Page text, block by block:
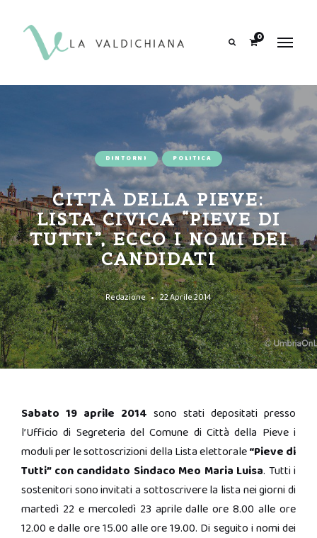
0
DINTORNI POLITICA
CITTÀ DELLA PIEVE:
LISTA CIVICA “PIEVE DI
TUTTI”, ECCO I NOMI DEI
CANDIDATI
Redazione 22 Aprile 2014
Sabato 19 aprile 2014 sono stati depositati presso
l’Ufficio di Segreteria del Comune di Città della Pieve i
moduli per le sottoscrizioni della Lista elettorale“Pieve di
Tutti” con candidato Sindaco Meo Maria Luisa. Tutti i
sostenitori sono invitati a sottoscrivere la lista nei giorni di
martedì 22 e mercoledì 23 aprile dalle ore 8.00 alle ore
12.00 e dalle ore 15.00 alle ore 19.00. Di seguito i nomi dei